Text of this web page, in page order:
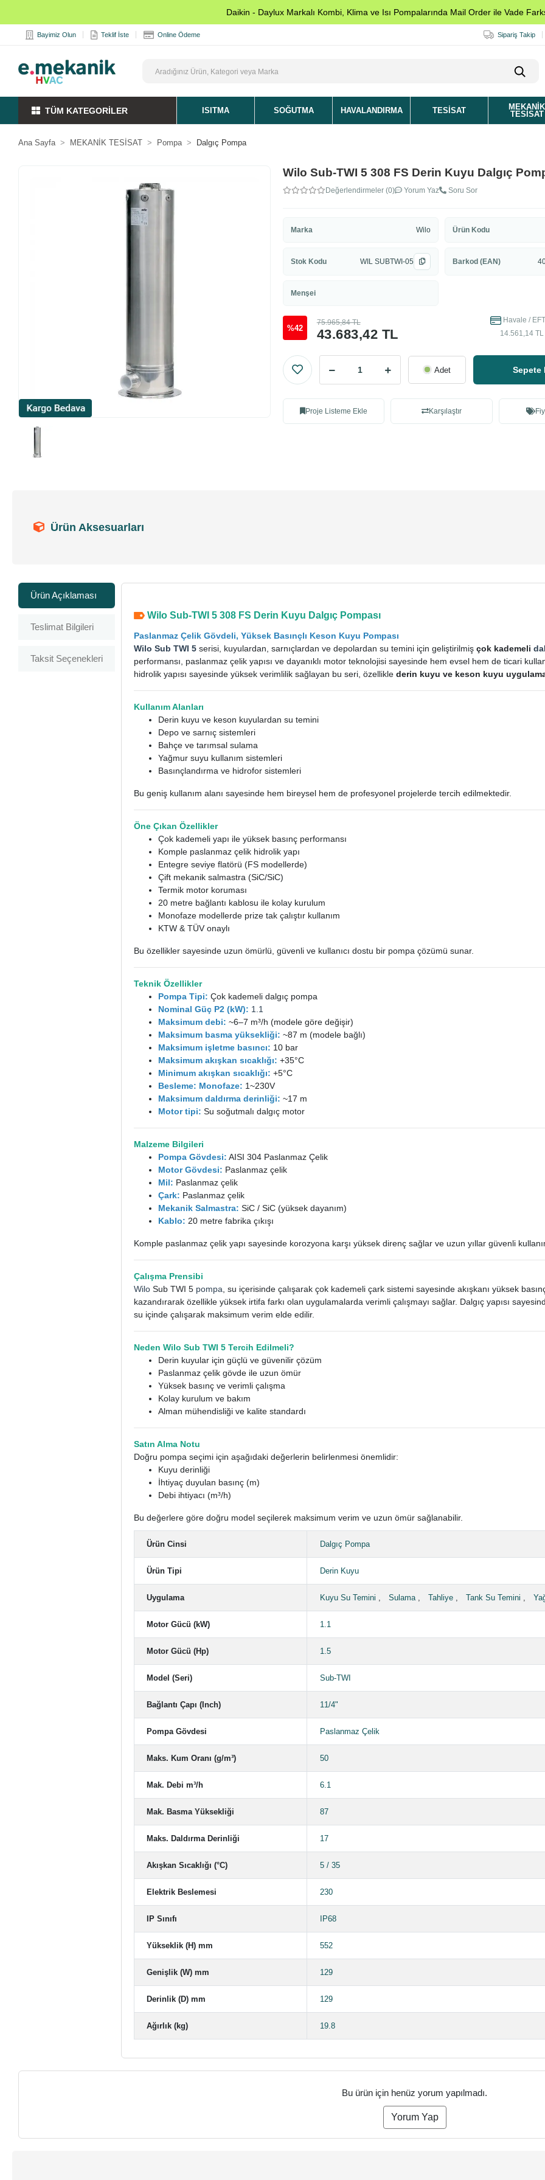
Daikin - Daylux Markalı Kombi, Klima ve Isı Pompalarında Mail Order ile Vade
Bayimiz Olun Teklif İste Online Ödeme Sipariş Takip
TÜM KATEGORİLER ISITMA SOĞUTMA HAVALANDIRMA TESISAT
MEKANIK
TESISAT
Ana Sayfa MEKANİK TESİSAT Pompa Dalgıç Pompa
Wilo Sub-TWI 5 308 FS Derin Kuyu Dalgıç
Değerlendirmeler (0) Yorum Yaz Soru Sor
Marka Wilo Ürün Kodu
Stok Kodu WIL SUBTWI-05 Barkod (EAN)
Menşei
%42 43.683,42 TL
75.965,84 TL Havale /
14.561,14
Adet Sepete
Proje Listeme Ekle Karşılaştır
Ürün Aksesuarları
Ürün Açıklaması
Teslimat Bilgileri
Taksit Seçenekleri
Wilo Sub-TWI 5 308 FS Derin Kuyu Dalgıç Pompası
Paslanmaz Çelik Gövdeli, Yüksek Basınçlı Keson Kuyu Pompası
Wilo Sub TWI 5serisi, kuyulardan, sarnıçlardan ve depolardan su temini için geliştirilmişçok kademeli
performansı, paslanmaz çelik yapısı ve dayanıklı motor teknolojisi sayesinde hem evsel hem de ticari
hidrolik yapısı sayesinde yüksek verimlilik sağlayan bu seri, özelliklederin kuyu ve keson kuyu
Kullanım Alanları
Derin kuyu ve keson kuyulardan su temini
Depo ve sarnıç sistemleri
Bahçe ve tarımsal sulama
Yağmur suyu kullanım sistemleri
Basınçlandırma ve hidrofor sistemleri
Bu geniş kullanım alanı sayesinde hem bireysel hem de profesyonel projelerde tercih edilmektedir.
Öne Çıkan Özellikler
Çok kademeli yapı ile yüksek basınç performansı
Komple paslanmaz çelik hidrolik yapı
Entegre seviye flatörü (FS modellerde)
Çift mekanik salmastra (SiC/SiC)
Termik motor koruması
20 metre bağlantı kablosu ile kolay kurulum
Monofaze modellerde prize tak çalıştır kullanım
KTW & TÜV onaylı
Bu özellikler sayesinde uzun ömürlü, güvenli ve kullanıcı dostu bir pompa çözümü sunar.
Teknik Özellikler
Pompa Tipi: Çok kademeli dalgıç pompa
Nominal Güç P2 (kW): 1.1
Maksimum debi: ~6–7 m³/h (modele göre değişir)
Maksimum basma yüksekliği: ~87 m (modele bağlı)
Maksimum işletme basıncı: 10 bar
Maksimum akışkan sıcaklığı: +35°C
Minimum akışkan sıcaklığı: +5°C
Besleme: Monofaze: 1~230V
Maksimum daldırma derinliği: ~17 m
Motor tipi: Su soğutmalı dalgıç motor
Malzeme Bilgileri
Pompa Gövdesi: AISI 304 Paslanmaz Çelik
Motor Gövdesi: Paslanmaz çelik
Mil: Paslanmaz çelik
Çark: Paslanmaz çelik
Mekanik Salmastra: SiC / SiC (yüksek dayanım)
Kablo: 20 metre fabrika çıkışı
Komple paslanmaz çelik yapı sayesinde korozyona karşı yüksek direnç sağlar ve uzun yıllar güvenli
Çalışma Prensibi
Wilo Sub TWI 5 pompa , su içerisinde çalışarak çok kademeli çark sistemi sayesinde akışkanı yüksek
kazandırarak özellikle yüksek irtifa farkı olan uygulamalarda verimli çalışmayı sağlar. Dalgıç yapısı
su içinde çalışarak maksimum verim elde edilir.
Neden Wilo Sub TWI 5 Tercih Edilmeli?
Derin kuyular için güçlü ve güvenilir çözüm
Paslanmaz çelik gövde ile uzun ömür
Yüksek basınç ve verimli çalışma
Kolay kurulum ve bakım
Alman mühendisliği ve kalite standardı
Satın Alma Notu
Doğru pompa seçimi için aşağıdaki değerlerin belirlenmesi önemlidir:
Kuyu derinliği
İhtiyaç duyulan basınç (m)
Debi ihtiyacı (m³/h)
Bu değerlere göre doğru model seçilerek maksimum verim ve uzun ömür sağlanabilir.
Ürün Cinsi Dalgıç Pompa
Ürün Tipi Derin Kuyu
Uygulama Kuyu Su Temini Sulama Tahliye Tank Su Temini
Motor Gücü (kW) 1.1
Motor Gücü (Hp) 1.5
Model (Seri) Sub-TWI
Bağlantı Çapı (Inch) 11/4"
Pompa Gövdesi Paslanmaz Çelik
Maks. Kum Oranı (g/m³) 50
Mak. Debi m³/h 6.1
Mak. Basma Yüksekliği 87
Maks. Daldırma Derinliği 17
Akışkan Sıcaklığı (°C) 5 / 35
Elektrik Beslemesi 230
IP Sınıfı IP68
Yükseklik (H) mm 552
Genişlik (W) mm 129
Derinlik (D) mm 129
Ağırlık (kg) 19.8
Bu ürün için henüz yorum yapılmadı.
Yorum Yap